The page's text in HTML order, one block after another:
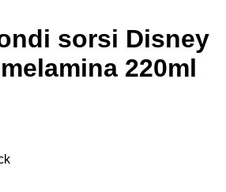
sorsi Disney
220ml